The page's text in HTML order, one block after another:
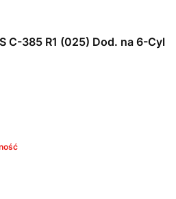
C-385 R1 (025) Dod. na 6-Cyl